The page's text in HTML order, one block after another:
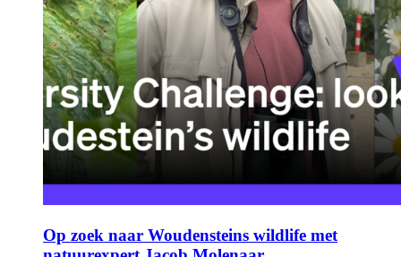
Op zoek naar Woudensteins wildlife met